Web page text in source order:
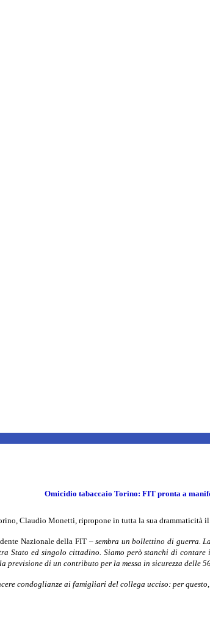
Omicidio tabaccaio Torino: FIT pronta a
Claudio Monetti, ripropone in tutta la sua drammaticità
Nazionale della FIT –sembra un bollettino di guerra.
Stato ed singolo cittadino. Siamo però stanchi di
di un contributo per la messa in sicurezza delle
condoglianze ai famigliari del collega ucciso: per